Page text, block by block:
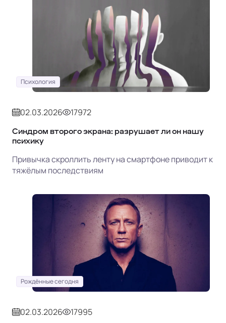
Психология
02.03.2026 17972
Синдром второго экрана: разрушает ли он нашу
психику
Привычка скроллить ленту на смартфоне приводит к
тяжёлым последствиям
Рождённые сегодня
02.03.2026 17995